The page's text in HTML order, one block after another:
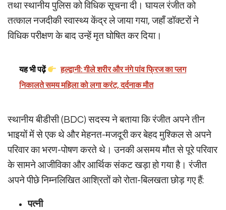
तथा स्थानीय पुलिस को विधिक सूचना दी। घायल रंजीत को
तत्काल नजदीकी स्वास्थ्य केंद्र ले जाया गया, जहाँ डॉक्टरों ने
विधिक परीक्षण के बाद उन्हें मृत घोषित कर दिया।
यह भी पढ़ें
हल्द्वानी: गीले शरीर और नंगे पांव फ्रिज का प्लग
निकालते समय महिला को लगा करंट, दर्दनाक मौत
स्थानीय बीडीसी (BDC) सदस्य ने बताया कि रंजीत अपने तीन
भाइयों में से एक थे और मेहनत-मजदूरी कर बेहद मुश्किल से अपने
परिवार का भरण-पोषण करते थे। उनकी असमय मौत से पूरे परिवार
के सामने आजीविका और आर्थिक संकट खड़ा हो गया है। रंजीत
अपने पीछे निम्नलिखित आश्रितों को रोता-बिलखता छोड़ गए हैं:
पत्नी